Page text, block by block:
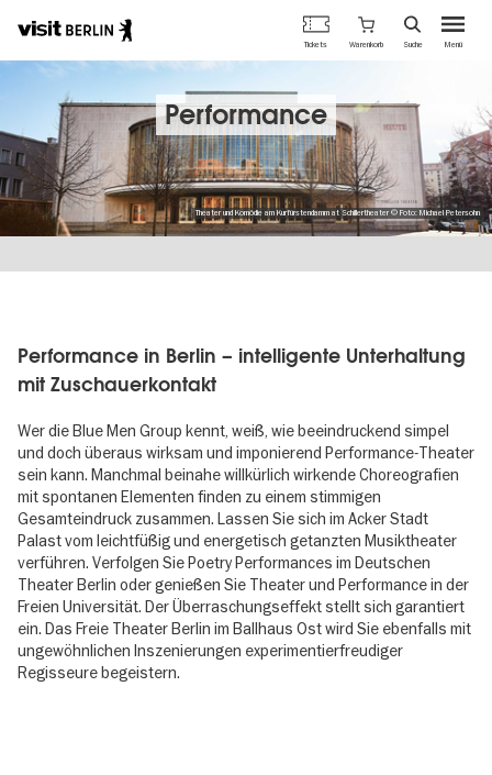
Direkt
Berlins
offizielles
Menü
Tickets Warenkorb Suche
Performance
Theater und Komödie am Kurfürstendamm at Schillertheater © Foto: Michael Petersohn
Performance in Berlin – intelligente Unterhaltung
mit Zuschauerkontakt
Wer die Blue Men Group kennt, weiß, wie beeindruckend simpel
und doch überaus wirksam und imponierend Performance-Theater
sein kann. Manchmal beinahe willkürlich wirkende Choreografien
mit spontanen Elementen finden zu einem stimmigen
Gesamteindruck zusammen. Lassen Sie sich im Acker Stadt
Palast vom leichtfüßig und energetisch getanzten Musiktheater
verführen. Verfolgen Sie Poetry Performances im Deutschen
Theater Berlin oder genießen Sie Theater und Performance in der
Freien Universität. Der Überraschungseffekt stellt sich garantiert
ein. Das Freie Theater Berlin im Ballhaus Ost wird Sie ebenfalls mit
ungewöhnlichen Inszenierungen experimentierfreudiger
Regisseure begeistern.